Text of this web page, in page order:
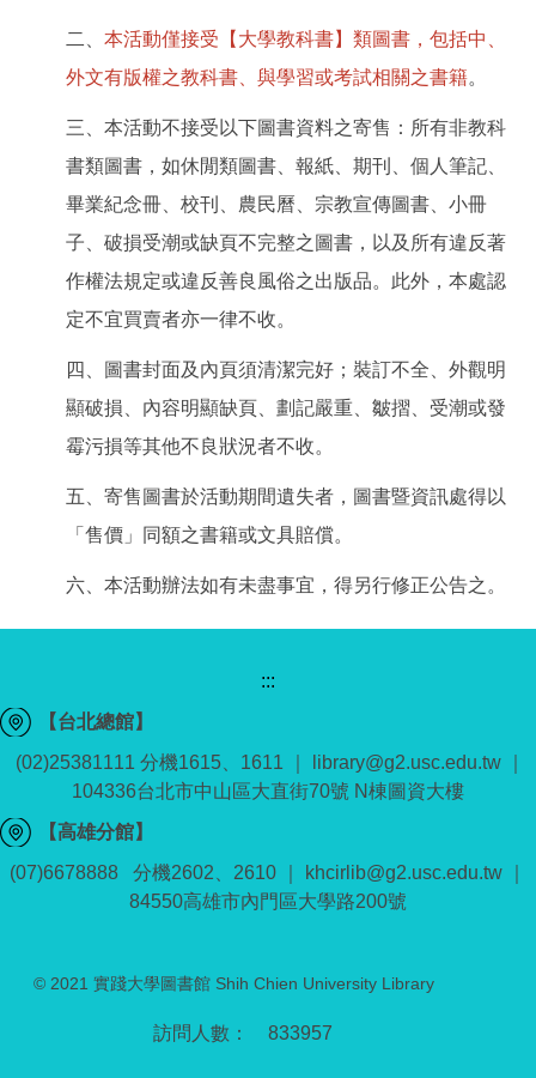
二、 本活動僅接受【大學教科書】類圖書，包括中、
外文有版權之教科書、與學習或考試相關之書籍。
三、本活動不接受以下圖書資料之寄售：所有非教科
書類圖書，如休閒類圖書、報紙、期刊、個人筆記、
畢業紀念冊、校刊、農民曆、宗教宣傳圖書、小冊
子、破損受潮或缺頁不完整之圖書，以及所有違反著
作權法規定或違反善良風俗之出版品。此外，本處認
定不宜買賣者亦一律不收。
四、圖書封面及內頁須清潔完好；裝訂不全、外觀明
顯破損、內容明顯缺頁、劃記嚴重、皺摺、受潮或發
霉污損等其他不良狀況者不收。
五、寄售圖書於活動期間遺失者，圖書暨資訊處得以
「售價」同額之書籍或文具賠償。
六、本活動辦法如有未盡事宜，得另行修正公告之。
833957
:::
【台北總館】
(02)25381111 分機1615、1611 ｜ library@g2.usc.edu.tw ｜
104336台北市中山區大直街70號 N棟圖資大樓
【高雄分館】
(07)6678888 分機2602、2610 ｜ khcirlib@g2.usc.edu.tw ｜
84550高雄市內門區大學路200號
© 2021 實踐大學圖書館 Shih Chien University Library